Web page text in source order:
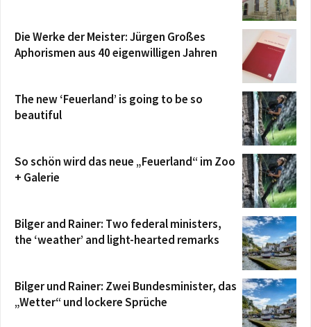
Die Werke der Meister: Jürgen Großes
Aphorismen aus 40 eigenwilligen Jahren
The new ‘Feuerland’ is going to be so
beautiful
So schön wird das neue „Feuerland“ im Zoo
+ Galerie
Bilger and Rainer: Two federal ministers,
the ‘weather’ and light-hearted remarks
Bilger und Rainer: Zwei Bundesminister, das
„Wetter“ und lockere Sprüche